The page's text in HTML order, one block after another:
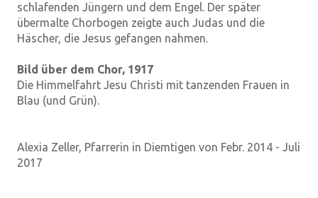
schlafenden Jüngern und dem Engel. Der später
übermalte Chorbogen zeigte auch Judas und die
Häscher, die Jesus gefangen nahmen.
Bild über dem Chor, 1917
Die Himmelfahrt Jesu Christi mit tanzenden Frauen in
Blau (und Grün).
Alexia Zeller, Pfarrerin in Diemtigen von Febr. 2014 - Juli
2017